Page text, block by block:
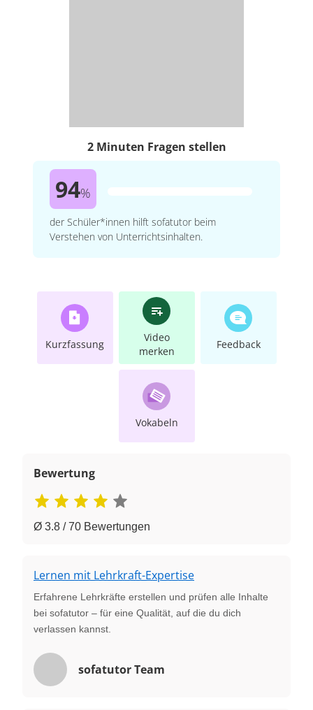
2 Minuten Fragen stellen
94%
der Schüler*innen hilft sofatutor beim
Verstehen von Unterrichtsinhalten.
Kurzfassung
Video
merken
Feedback
Vokabeln
Bewertung
Ø 3.8 / 70 Bewertungen
Lernen mit Lehrkraft-Expertise
Erfahrene Lehrkräfte erstellen und prüfen alle Inhalte
bei sofatutor – für eine Qualität, auf die du dich
verlassen kannst.
sofatutor Team